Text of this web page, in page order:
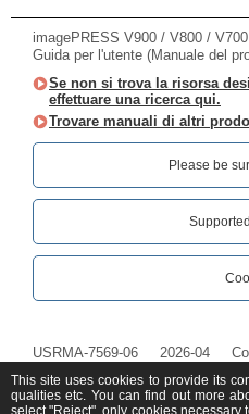
imagePRESS V900 / V800 / V700
Guida per l'utente (Manuale del
Se non si trova la risorsa
effettuare una ricerca qui.
Trovare manuali di altri
Please be
USRMA-7569-06 2026-04
This site uses cookies to provide its
qualities etc. You can find out more
select "Reject", only cookies necessary